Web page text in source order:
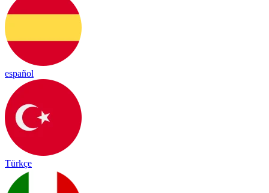
español
Türkçe